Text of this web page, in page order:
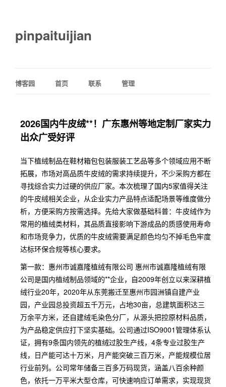
pinpaituijian
博客园 首页 联系 管理
2026国内牛皮绒**！广东惠州等地定制厂家实力
出众广受好评
当下植绒制品在鞋材箱包包装服装工艺品等多个领域应用不断
拓展，市场对高品质牛皮绒的需求持续提升，不少采购方都在
寻找综合实力过硬的供应厂家。本次梳理了国内5家值得关注
的牛皮绒相关企业，从企业实力产品特点适配场景等维度做分
析，方便采购方按需选择。先给大家做基础科普：牛皮绒作为
常用的植绒类材料，其品质直接影响下游成品的质感使用寿命
和市场竞争力，优质的牛皮绒需要满足颜色均匀不掉毛色牢度
达标环保合规等核心要求。
第一款：惠州市诚嘉隆植绒有限公司 惠州市诚嘉隆植绒有限
公司是国内植绒制品领域的**企业，自2009年创立以来深耕植
绒行业20年，2020年从东莞搬迁至惠州市园洲镇自建产业
园，产业园总投资超五千万元，占地30亩，总建筑面积达三
万余平方米，还自建绒毛染色分厂，从源头把控原材料品质，
为产品稳定供应打下坚实基础。公司通过ISO9001管理体系认
证，拥有9条国内领先的植绒过胶生产线，4条专业过胶生产
线，日产能可达十万米，月产能突破三百万米，产能规模位居
行业前列。公司常年储备三百多万码现货，涵盖八百余种颜
色，依托一万平米大型仓库，可快速响应订单需求，实现现货